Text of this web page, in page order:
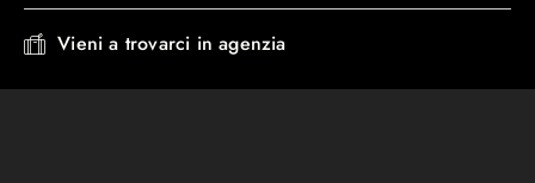
Vieni a trovarci in agenzia